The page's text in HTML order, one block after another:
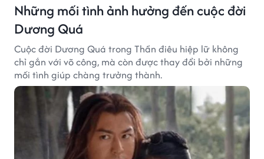
Những mối tình ảnh hưởng đến cuộc đời
Dương Quá
Cuộc đời Dương Quá trong Thần điêu hiệp lữ không
chỉ gắn với võ công, mà còn được thay đổi bởi những
mối tình giúp chàng trưởng thành.